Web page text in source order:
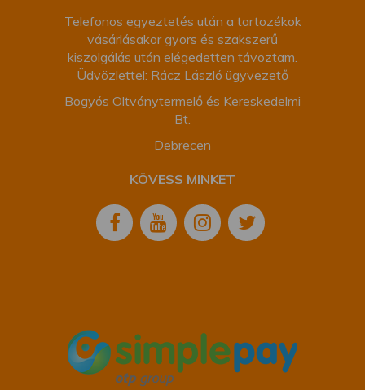
Telefonos egyeztetés után a tartozékok
vásárlásakor gyors és szakszerű
kiszolgálás után elégedetten távoztam.
Üdvözlettel: Rácz László ügyvezető
Bogyós Oltványtermelő és Kereskedelmi
Bt.
Debrecen
KÖVESS MINKET